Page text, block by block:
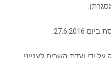
החוק על ידי ועדת השרים לענייני